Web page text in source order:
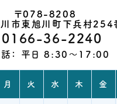
〒078-8208
市東旭川町下兵村254
0166-36-2240
： 平日 8:30～17:00
月 火 水 木 金